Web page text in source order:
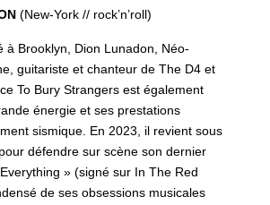
(New-York // rock’n’roll)
à Brooklyn, Dion Lunadon, Néo-
guitariste et chanteur de The D4 et
To Bury Strangers est également
énergie et ses prestations
sismique. En 2023, il revient sous
défendre sur scène son dernier
» (signé sur In The Red
de ses obsessions musicales